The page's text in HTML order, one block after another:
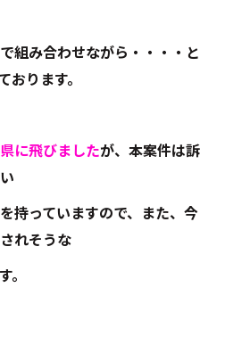
組み合わせながら・・・・と
おります。
に飛びましたが、本案件は訴
持っていますので、また、今
れそうな
。